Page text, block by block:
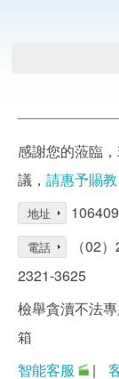
感謝您的蒞臨
議， 請惠予賜教
地址
電話
（02
2321-3625
檢舉貪瀆不法
箱
智能客服
|